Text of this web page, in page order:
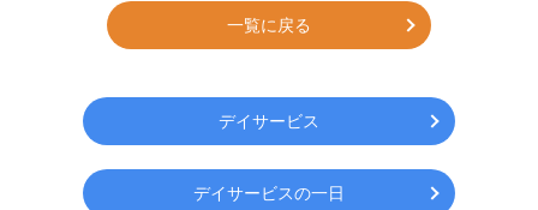
一覧に戻る
デイサービス
デイサービスの一日